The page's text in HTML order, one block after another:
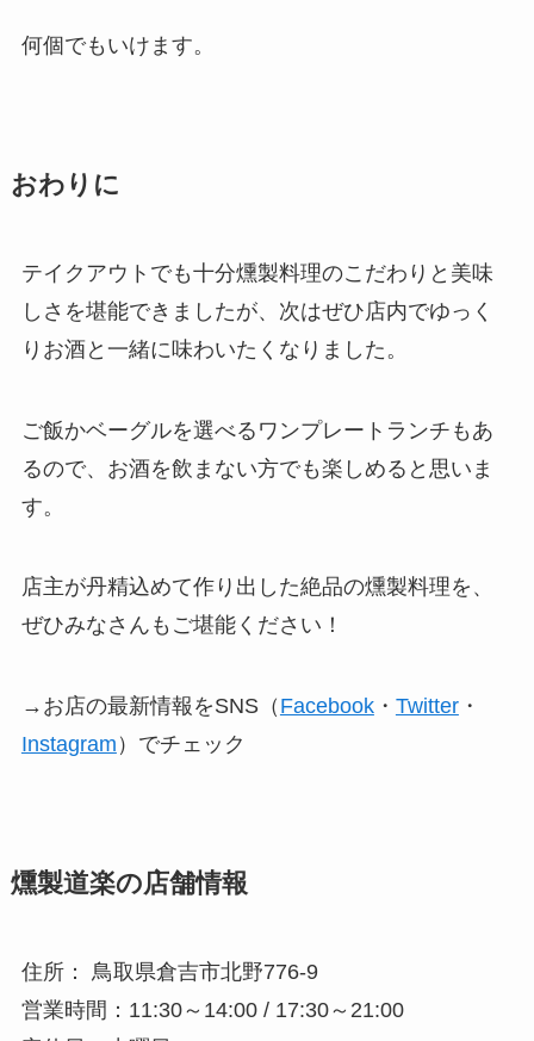
何個でもいけます。
おわりに
テイクアウトでも十分燻製料理のこだわりと美味
しさを堪能できましたが、次はぜひ店内でゆっく
りお酒と一緒に味わいたくなりました。
ご飯かベーグルを選べるワンプレートランチもあ
るので、お酒を飲まない方でも楽しめると思いま
す。
店主が丹精込めて作り出した絶品の燻製料理を、
ぜひみなさんもご堪能ください！
→お店の最新情報をSNS（ Facebook・ Twitter・
Instagram ）でチェック
燻製道楽の店舗情報
住所： 鳥取県倉吉市北野776-9
営業時間：11:30～14:00 / 17:30～21:00